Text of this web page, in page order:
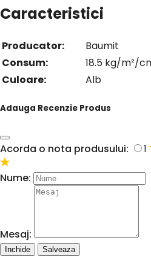
Caracteristici
Producator:
Baumit
Consum:
18.5 kg/m²/
Culoare:
Alb
Adauga Recenzie Produs
Acorda o nota produsului: 1
Nume:
Mesaj:
Inchide Salveaza